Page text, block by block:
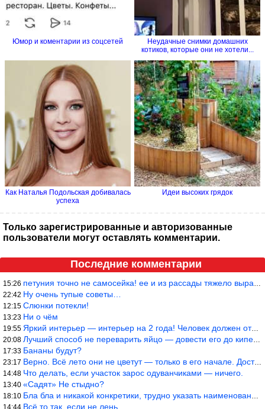
Юмор и коментарии из соцсетей
Неудачные снимки домашних
котиков, которые они не хотели...
Как Наталья Подольская добивалась
успеха
Идеи высоких грядок
Только зарегистрированные и авторизованные
пользователи могут оставлять комментарии.
Последние комментарии
15:26 петуния точно не самосейка! ее и из рассады тяжело вырастить!
22:42 Ну очень тупые советы…
12:15 Слюнки потекли!
13:23 Ни о чём
19:55 Яркий интерьер — интерьер на 2 года! Человек должен отдыхать в с
20:08 Лучший способ не переварить яйцо — довести его до кипения и выкл
17:33 Бананы будут?
23:17 Верно. Всё лето они не цветут — только в его начале. Достаточно
14:48 Что делать, если участок зарос одуванчиками — ничего.
13:40 «Садят» Не стыдно?
18:10 Бла бла и никакой конкретики, трудно указать наименование рекоме
Всё то так, если не лень.